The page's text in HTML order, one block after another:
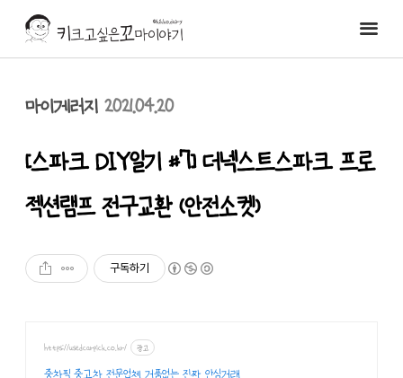
[스파크 DIY일기 #7] 더넥스트스파크 프로
젝션램프 전구교환 (안전소켓)
마이게러지 2021.04.20
구독하기
https://usedcarpick.co.kr/ 광고
중차픽 중고차 전문업체 거품없는 진짜 안심거래